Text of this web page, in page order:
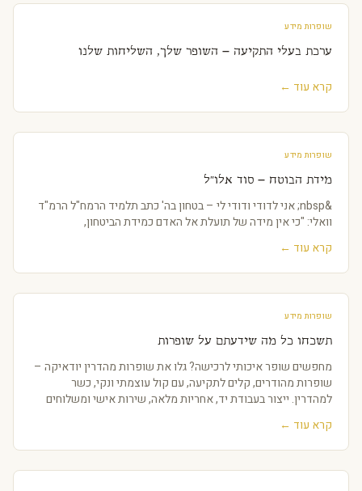
שופרות מידע
ערכת בעלי התקיעה – השופר שלך, השליחות שלנו
קרא עוד ←
שופרות מידע
מידת הבוטח – סוד אלו"ל
&nbsp; אני לדודי ודודי לי – בטחון בה' כתב תלמיד הרמח"ל הרמ"ד
וואלי: "כי אין מידה של תועלת אל האדם כמידת הביטחון,
קרא עוד ←
שופרות מידע
תשכחו כל מה שידעתם על שופרות
מחפשים שופר איכותי לרכישה? גלו את שופרות מהדרין יודאיקה –
שופרות מהודרים, קלים לתקיעה, עם קול עוצמתי ונקי, כשר
למהדרין. ייצור בעבודת יד, אחריות מלאה, שירות אישי ומשלוחים
קרא עוד ←